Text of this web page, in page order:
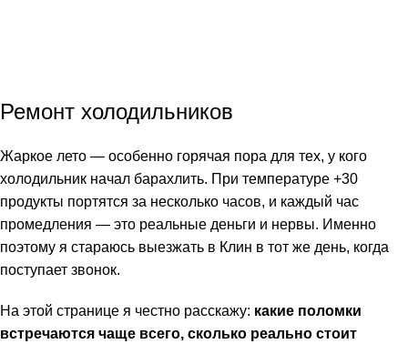
Ремонт холодильников
Жаркое лето — особенно горячая пора для тех, у кого
холодильник начал барахлить. При температуре +30
продукты портятся за несколько часов, и каждый час
промедления — это реальные деньги и нервы. Именно
поэтому я стараюсь выезжать в Клин в тот же день, когда
поступает звонок.
На этой странице я честно расскажу: какие поломки
встречаются чаще всего, сколько реально стоит